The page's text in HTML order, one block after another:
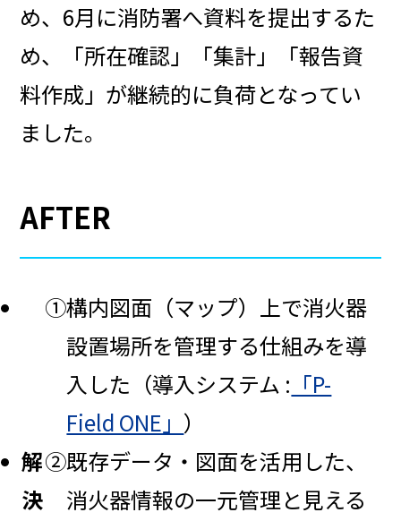
め、6月に消防署へ資料を提出するた
め、「所在確認」「集計」「報告資
料作成」が継続的に負荷となってい
ました。
AFTER
解
決
①構内図面（マップ）上で消火器
設置場所を管理する仕組みを導
入した（導入システム : 「P-
Field ONE」 ）
②既存データ・図面を活用した、
消火器情報の一元管理と見える